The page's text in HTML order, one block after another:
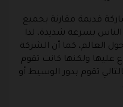
قديمة مقارنة بجميع
الناس بسرعة شديدة، لذا
العالم، كما أن الشركة
عليها ولكنها كانت تقوم
تقوم بدور الوسيط أو